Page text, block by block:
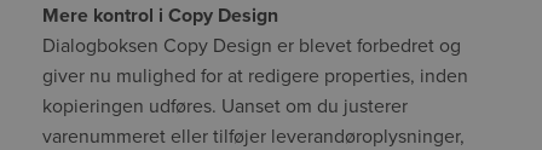
Mere kontrol i Copy Design
Dialogboksen Copy Design er blevet forbedret og
giver nu mulighed for at redigere properties, inden
kopieringen udføres. Uanset om du justerer
varenummeret eller tilføjer leverandøroplysninger,